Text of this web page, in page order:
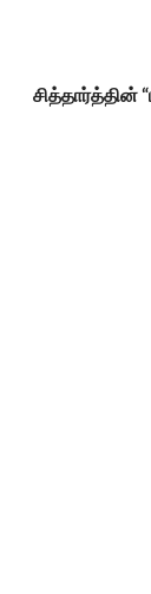
சித்தார்த்தின்